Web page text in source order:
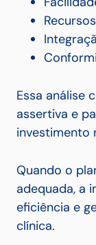
Essa análise
assertiva e
investimento
Quando o
adequada, a
eficiência e
clínica.